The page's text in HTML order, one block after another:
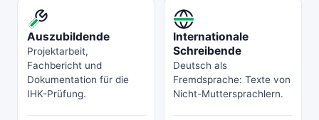
Auszubildende
Projektarbeit,
Fachbericht und
Dokumentation für die
IHK-Prüfung.
Internationale
Schreibende
Deutsch als
Fremdsprache: Texte von
Nicht-Muttersprachlern.